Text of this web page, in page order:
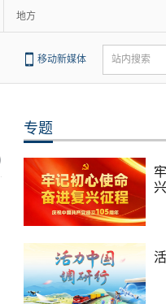
地方
移动新媒体 站内搜索
专题